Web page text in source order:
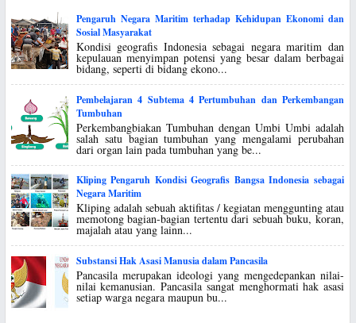
Pengaruh Negara Maritim terhadap Kehidupan Ekonomi dan
Sosial Masyarakat
Kondisi geografis Indonesia sebagai negara maritim dan
kepulauan menyimpan potensi yang besar dalam berbagai
bidang, seperti di bidang ekono...
Pembelajaran 4 Subtema 4 Pertumbuhan dan Perkembangan
Tumbuhan
Perkembangbiakan Tumbuhan dengan Umbi Umbi adalah
salah satu bagian tumbuhan yang mengalami perubahan
dari organ lain pada tumbuhan yang be...
Kliping Pengaruh Kondisi Geografis Bangsa Indonesia sebagai
Negara Maritim
Kliping adalah sebuah aktifitas / kegiatan menggunting atau
memotong bagian-bagian tertentu dari sebuah buku, koran,
majalah atau yang lainn...
Substansi Hak Asasi Manusia dalam Pancasila
Pancasila merupakan ideologi yang mengedepankan nilai-
nilai kemanusian. Pancasila sangat menghormati hak asasi
setiap warga negara maupun bu...